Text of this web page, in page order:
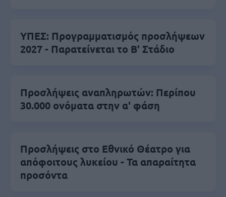
ΥΠΕΣ: Προγραμματισμός προσλήψεων
2027 - Παρατείνεται το Β' Στάδιο
Προσλήψεις αναπληρωτών: Περίπου
30.000 ονόματα στην α' φάση
Προσλήψεις στο Εθνικό Θέατρο για
απόφοιτους λυκείου - Τα απαραίτητα
προσόντα